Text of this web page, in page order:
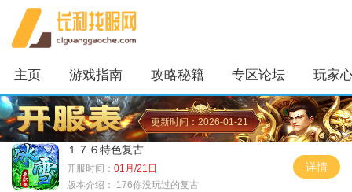
主页 游戏指南 攻略秘籍 专区论坛 玩家
更新时间：2026-01-21
１７６特色复古
开服时间： 01月/21日
版本介绍：
176你没玩过的复古
详情